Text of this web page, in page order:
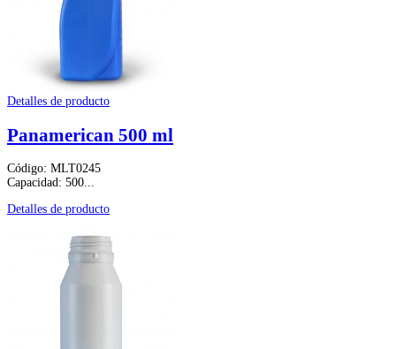
Detalles de producto
Panamerican 500 ml
Código: MLT0245
Capacidad: 500...
Detalles de producto